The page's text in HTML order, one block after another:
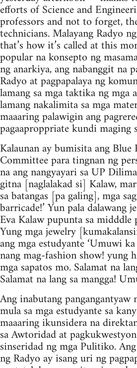
efforts of Science and
professors and not to forget,
technicians. Malayang Radyo
that’s how it’s called at this
popular na konsepto ng
ng anarkiya, ang nabanggit na
Radyo at pagpapalaya ng
lamang sa mga taktika ng mga
lamang nakalimita sa mga
maaaring palawigin ang
pagaaproppriate kundi maging
Kalaunan ay bumisita ang Blue
Committee para tingnan ng
na ang nangyayari sa UP
gitna [naglalakad si] Kalaw,
sa batangas [pa galing], mga
barricade!’ Yun pala dalawang
Eva Kalaw pupunta sa midddle
Yung mga jewelry
ang mga estudyante ‘Umuwi
nang mag-fashion show! yung
mga sapatos mo. Salamat na
Salamat na lang sa mangga!
Ang inabutang pangangantyaw
mula sa mga estudyante sa
maaaring ikunsidera na
sa Awtoridad at
sinseridad ng mga Pulitiko.
ng Radyo ay isang uri ng